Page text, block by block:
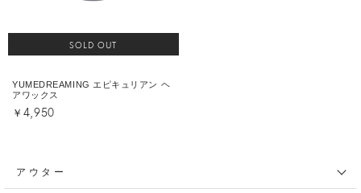
SOLD OUT
YUMEDREAMING エピキュリアン ヘ
アワックス
￥4,950
アウター